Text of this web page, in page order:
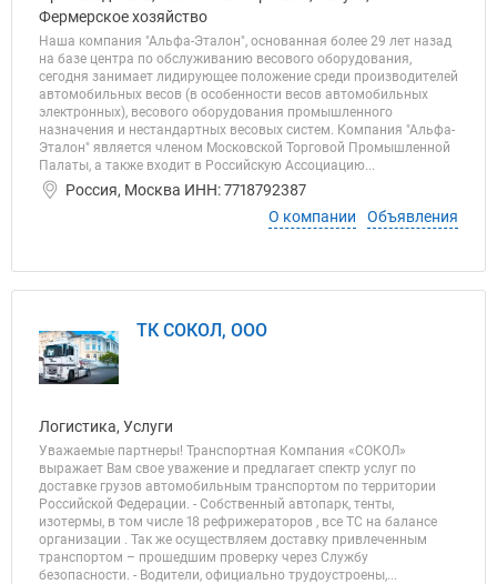
Фермерское хозяйство
Наша компания "Альфа-Эталон", основанная более 29 лет назад
на базе центра по обслуживанию весового оборудования,
сегодня занимает лидирующее положение среди производителей
автомобильных весов (в особенности весов автомобильных
электронных), весового оборудования промышленного
назначения и нестандартных весовых систем. Компания "Альфа-
Эталон" является членом Московской Торговой Промышленной
Палаты, а также входит в Российскую Ассоциацию...
Россия, Москва ИНН: 7718792387
О компании
Объявления
ТК СОКОЛ, ООО
Логистика, Услуги
Уважаемые партнеры! Транспортная Компания «СОКОЛ»
выражает Вам свое уважение и предлагает спектр услуг по
доставке грузов автомобильным транспортом по территории
Российской Федерации. - Собственный автопарк, тенты,
изотермы, в том числе 18 рефрижераторов , все ТС на балансе
организации . Так же осуществляем доставку привлеченным
транспортом – прошедшим проверку через Службу
безопасности. - Водители, официально трудоустроены,...